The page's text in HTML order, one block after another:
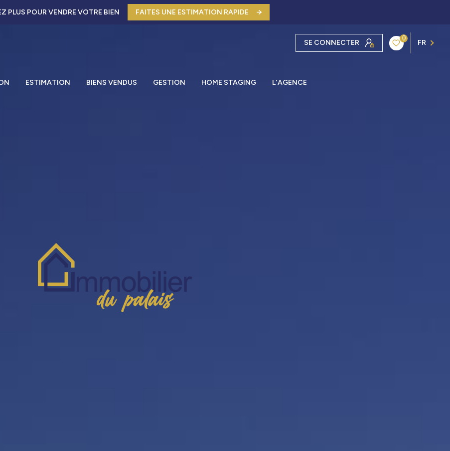
PLUS POUR VENDRE VOTRE BIEN FAITES UNE ESTIMATION RAPIDE
SE CONNECTER
0
FR
ESTIMATION BIENS VENDUS GESTION HOME STAGING L'AGENCE